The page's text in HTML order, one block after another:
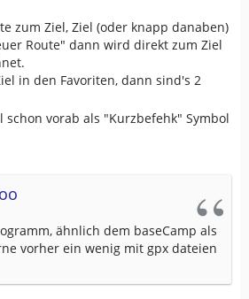
zum Ziel, Ziel (oder knapp danaben)
Route" dann wird direkt zum Ziel
in den Favoriten, dann sind's 2
vorab als "Kurzbefehk" Symbol
ähnlich dem baseCamp als
vorher ein wenig mit gpx dateien